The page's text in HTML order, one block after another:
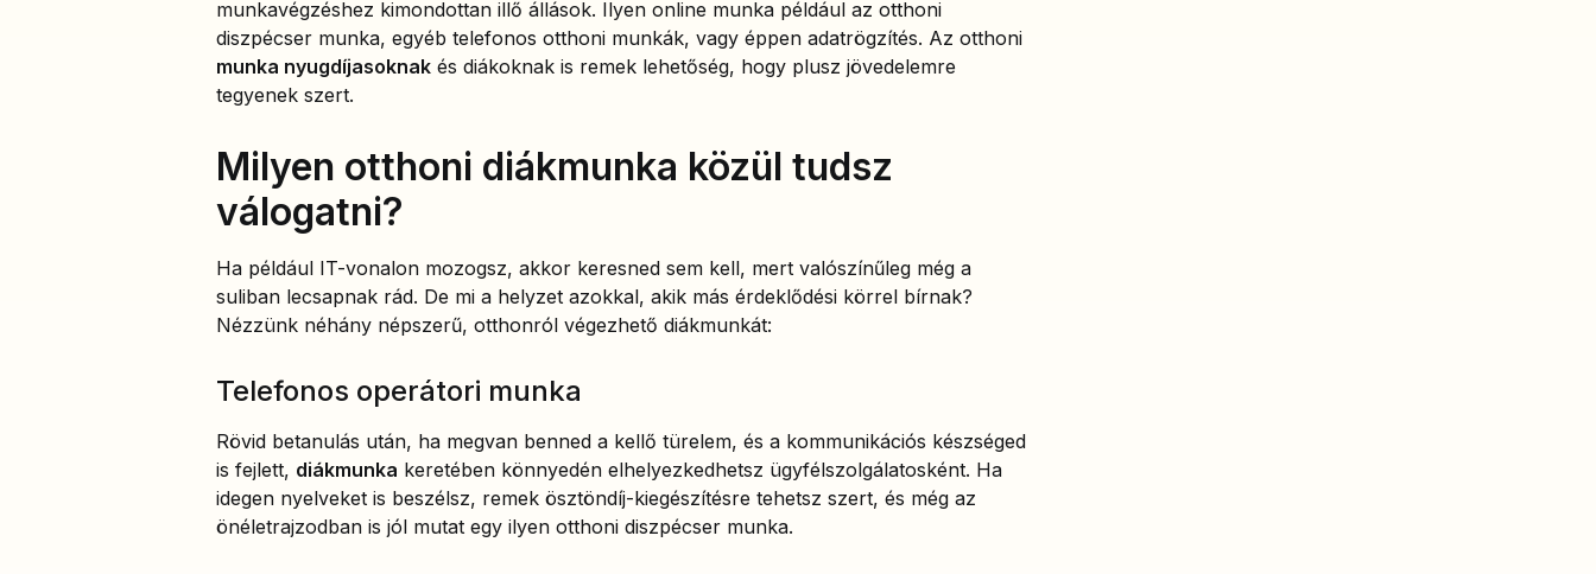
munkavégzéshez kimondottan illő állások. Ilyen online munka például az otthoni
diszpécser munka, egyéb telefonos otthoni munkák, vagy éppen adatrögzítés. Az otthoni
munka nyugdíjasoknak és diákoknak is remek lehetőség, hogy plusz jövedelemre
tegyenek szert.
Milyen otthoni diákmunka közül tudsz
válogatni?
Ha például IT-vonalon mozogsz, akkor keresned sem kell, mert valószínűleg még a
suliban lecsapnak rád. De mi a helyzet azokkal, akik más érdeklődési körrel bírnak?
Nézzünk néhány népszerű, otthonról végezhető diákmunkát:
Telefonos operátori munka
Rövid betanulás után, ha megvan benned a kellő türelem, és a kommunikációs készséged
is fejlett, diákmunka keretében könnyedén elhelyezkedhetsz ügyfélszolgálatosként. Ha
idegen nyelveket is beszélsz, remek ösztöndíj-kiegészítésre tehetsz szert, és még az
önéletrajzodban is jól mutat egy ilyen otthoni diszpécser munka.